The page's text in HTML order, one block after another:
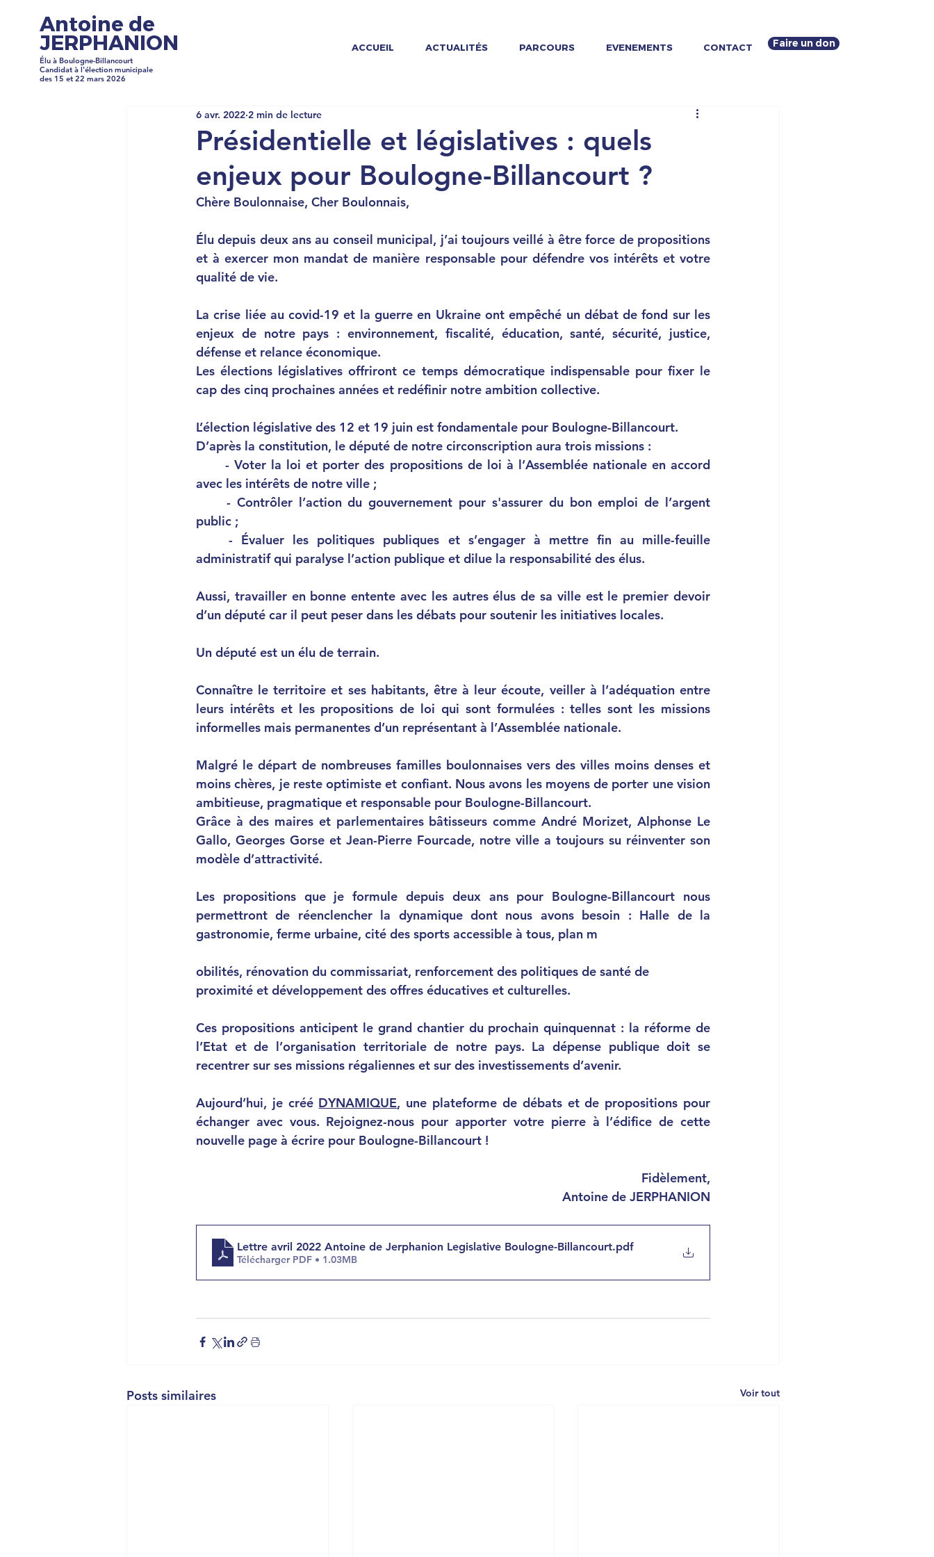
Antoine de
JERPHANION
Élu à Boulogne-Billancourt
Candidat à l'élection municipale
des 15 et 22 mars 2026
ACCUEIL ACTUALITÉS PARCOURS EVENEMENTS CONTACT Faire un don
Présidentielle et législatives : quels
enjeux pour Boulogne-Billancourt ?
6 avr. 2022 2 min de lecture
Chère Boulonnaise, Cher Boulonnais,
Élu depuis deux ans au conseil municipal, j’ai toujours veillé à être force de propositions
et à exercer mon mandat de manière responsable pour défendre vos intérêts et votre
qualité de vie.
La crise liée au covid-19 et la guerre en Ukraine ont empêché un débat de fond sur les
enjeux de notre pays : environnement, fiscalité, éducation, santé, sécurité, justice,
défense et relance économique.
Les élections législatives offriront ce temps démocratique indispensable pour fixer le
cap des cinq prochaines années et redéfinir notre ambition collective.
L’élection législative des 12 et 19 juin est fondamentale pour Boulogne-Billancourt.
D’après la constitution, le député de notre circonscription aura trois missions :
- Voter la loi et porter des propositions de loi à l’Assemblée nationale en accord
avec les intérêts de notre ville ;
- Contrôler l’action du gouvernement pour s'assurer du bon emploi de l’argent
public ;
	-
Évaluer les politiques publiques et s’engager à mettre fin au mille-feuille
administratif qui paralyse l’action publique et dilue la responsabilité des élus.
Aussi, travailler en bonne entente avec les autres élus de sa ville est le premier devoir
d’un député car il peut peser dans les débats pour soutenir les initiatives locales.
Un député est un élu de terrain.
Connaître le territoire et ses habitants, être à leur écoute, veiller à l’adéquation entre
leurs intérêts et les propositions de loi qui sont formulées : telles sont les missions
informelles mais permanentes d’un représentant à l’Assemblée nationale.
Malgré le départ de nombreuses familles boulonnaises vers des villes moins denses et
moins chères, je reste optimiste et confiant. Nous avons les moyens de porter une vision
ambitieuse, pragmatique et responsable pour Boulogne-Billancourt.
Grâce à des maires et parlementaires bâtisseurs comme André Morizet, Alphonse Le
Gallo, Georges Gorse et Jean-Pierre Fourcade, notre ville a toujours su réinventer son
modèle d’attractivité.
Les propositions que je formule depuis deux ans pour Boulogne-Billancourt nous
permettront de réenclencher la dynamique dont nous avons besoin : Halle de la
gastronomie, ferme urbaine, cité des sports accessible à tous, plan m
obilités, rénovation du commissariat, renforcement des politiques de santé de
proximité et développement des offres éducatives et culturelles.
Ces propositions anticipent le grand chantier du prochain quinquennat : la réforme de
l’Etat et de l’organisation territoriale de notre pays. La dépense publique doit se
recentrer sur ses missions régaliennes et sur des investissements d’avenir.
Aujourd’hui, je créé DYNAMIQUE, une plateforme de débats et de propositions pour
échanger avec vous. Rejoignez-nous pour apporter votre pierre à l’édifice de cette
nouvelle page à écrire pour Boulogne-Billancourt !
Fidèlement,
Antoine de JERPHANION
Lettre avril 2022 Antoine de Jerphanion Legislative Boulogne-Billancourt.pdf
Télécharger PDF • 1.03MB
Posts similaires Voir tout